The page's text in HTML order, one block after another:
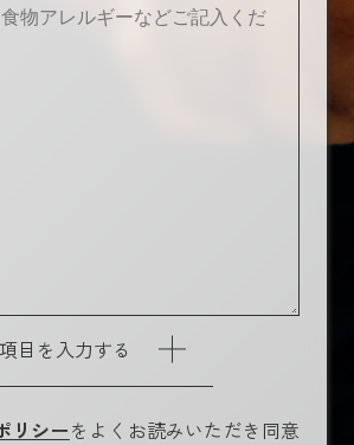
目を入力する
リシーをよくお読みいただき同意